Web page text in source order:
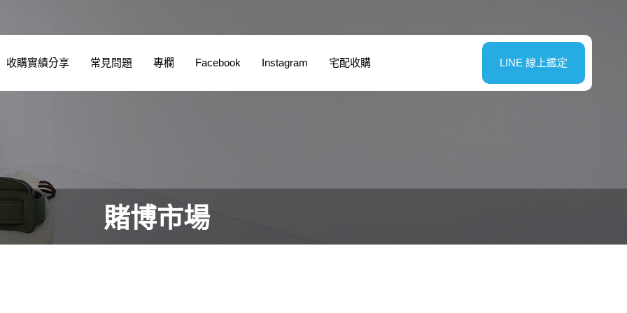
收購實績分享 常見問題 專欄 Facebook Instagram 宅配收購 LINE 線上鑑定
賭博市場